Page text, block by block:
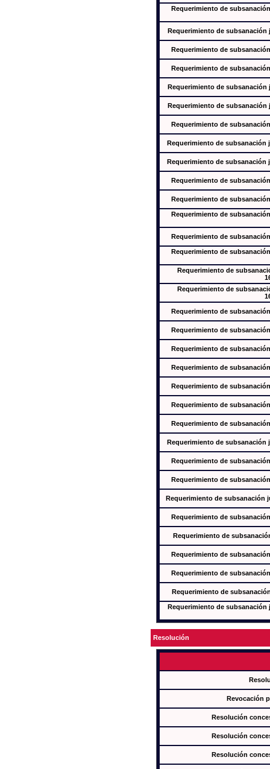
Requerimiento de
Requerimiento de subsanación
Requerimiento de
Requerimiento de
Requerimiento de subsanación
Requerimiento de subsanación
Requerimiento de
Requerimiento de subsanación
Requerimiento de subsanación
Requerimiento de
Requerimiento de
Requerimiento de
Requerimiento de
Requerimiento de
Requerimiento de
Requerimiento de
Requerimiento de
Requerimiento de
Requerimiento de
Requerimiento de
Requerimiento de
Requerimiento de
Requerimiento de
Requerimiento de subsanación
Requerimiento de
Requerimiento de
Requerimiento de subsanación
Requerimiento de
Requerimiento de
Requerimiento de
Requerimiento de
Requerimiento de
Requerimiento de
Resolución
Revocación
Resolución
Resolución
Resolución